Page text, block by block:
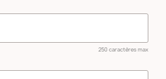
250 caractères max